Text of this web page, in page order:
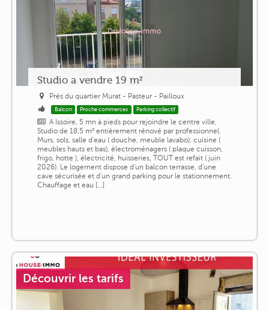
Studio a vendre 19 m²
Près du quartier Murat - Pasteur - Pailloux
Balcon Proche commerces Parking collectif
A Issoire, 5 mn à pieds pour rejoindre le centre ville,
Studio de 18.5 m² entièrement rénové par professionnel.
Murs, sols, salle d'eau ( douche, meuble lavabo), cuisine (
meubles hauts et bas), électroménagers ( plaque cuisson,
frigo, hotte ), électricité, huisseries, TOUT est refait ( juin
2026). Le logement dispose d'un balcon terrasse, d'une
cave sécurisée et d'un grand parking pour le stationnement.
Chauffage et eau [...]
Découvrir les tarifs